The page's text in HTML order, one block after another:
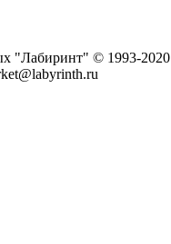
"Лабиринт" © 1993-2020